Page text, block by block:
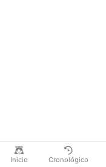
Inicio Cronológico